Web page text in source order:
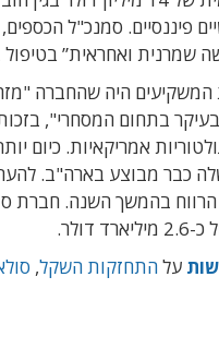
פיננסיים. סמנכ"ל
שמרנית ואחראית”
היה שהחברה
בתחום המסחרי", בזכות
שלה כבר מבוצע בארה"ב.
הרווח בהמשך השנה. חברת
עלהתחזקות השקל,